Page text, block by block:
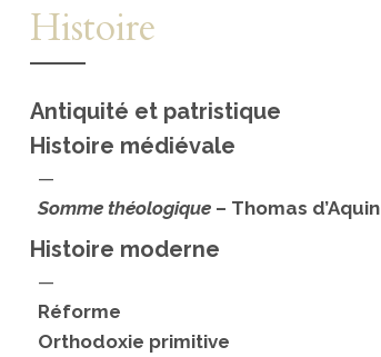
Histoire
Antiquité et patristique
Histoire médiévale
—
Somme théologique – Thomas d’Aquin
Histoire moderne
—
Réforme
Orthodoxie primitive